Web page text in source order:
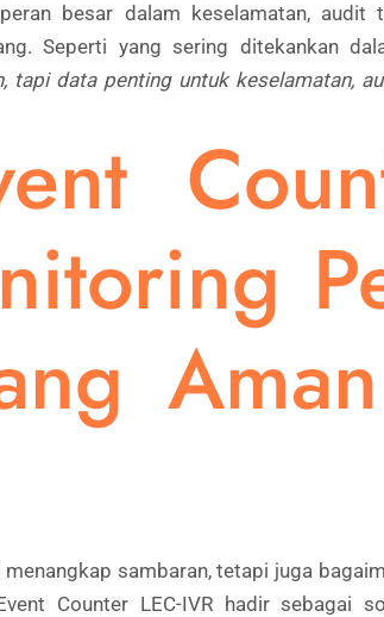
besar dalam keselamatan, audit
Seperti yang sering ditekankan
tapi data penting untuk keselamatan,
sambaran, tetapi juga
Counter LEC-IVR hadir sebagai